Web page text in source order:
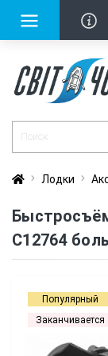
Лодки
C12764
Популярный
Заканчивается